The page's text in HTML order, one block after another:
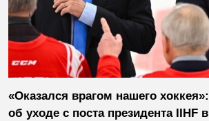
«Оказался врагом нашего
об уходе с поста президента IIHF